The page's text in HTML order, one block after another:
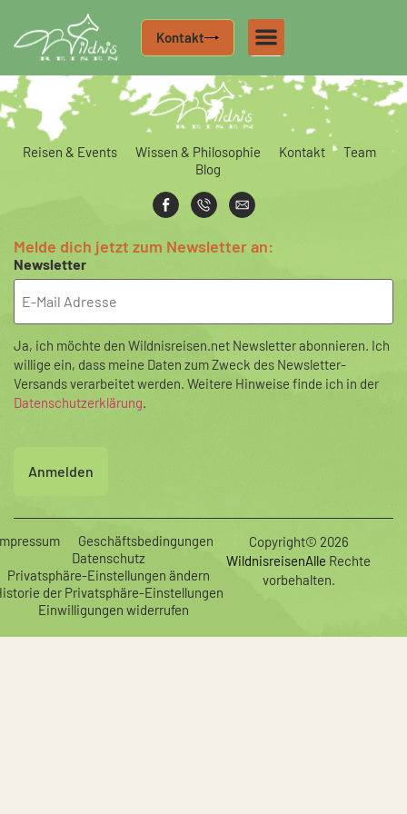
Kontakt
Reisen & Events Wissen & Philosophie Kontakt
Team
Blog
Melde dich jetzt zum Newsletter an:
Newsletter
Ja, ich möchte den Wildnisreisen.net Newsletter abonnieren. Ich
willige ein, dass meine Daten zum Zweck des Newsletter-
Versands verarbeitet werden. Weitere Hinweise finde ich in der
Datenschutzerklärung.
Geschäftsbedingungen
Datenschutz
Privatsphäre-Einstellungen ändern
der Privatsphäre-Einstellungen
Einwilligungen widerrufen
Copyright© 2026
WildnisreisenAlle Rechte
vorbehalten.